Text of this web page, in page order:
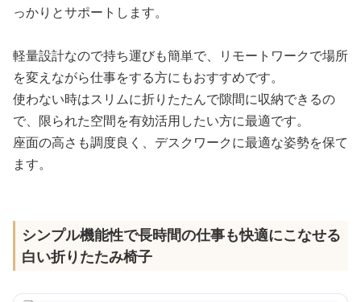
っかりとサポートします。
軽量設計なので持ち運びも簡単で、リモートワークで場所
を変えながら仕事をする方にもおすすめです。
使わない時はスリムに折りたたんで隙間に収納できるの
で、限られた空間を有効活用したい方に最適です。
座面の高さも調度良く、デスクワークに最適な姿勢を保て
ます。
シンプル機能性で長時間の仕事も快適にこなせる
白い折りたたみ椅子